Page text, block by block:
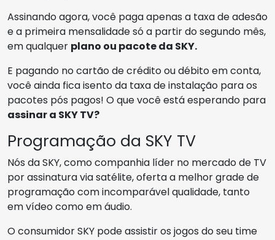
Assinando agora, você paga apenas a taxa de adesão
e a primeira mensalidade só a partir do segundo mês,
em qualquer plano ou pacote da SKY.
E pagando no cartão de crédito ou débito em conta,
você ainda fica isento da taxa de instalação para os
pacotes pós pagos! O que você está esperando para
assinar a SKY TV?
Programação da SKY TV
Nós da SKY, como companhia líder no mercado de TV
por assinatura via satélite, oferta a melhor grade de
programação com incomparável qualidade, tanto
em vídeo como em áudio.
O consumidor SKY pode assistir os jogos do seu time